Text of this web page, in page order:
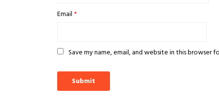
Email *
Save my name, email, and website in this browser